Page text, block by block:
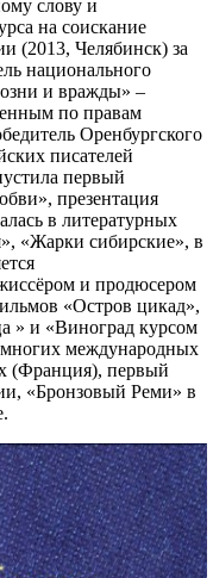
слову и
на соискание
(2013, Челябинск) за
национального
и вражды» –
по правам
Оренбургского
писателей
первый
презентация
в литературных
«Жарки сибирские», в
и продюсером
«Остров цикад»,
» и «Виноград курсом
международных
(Франция), первый
«Бронзовый Реми» в